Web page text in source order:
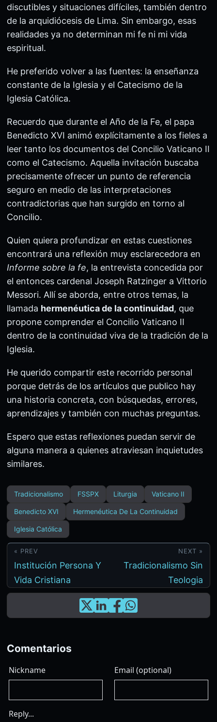
discutibles y situaciones difíciles, también dentro
de la arquidiócesis de Lima. Sin embargo, esas
realidades ya no determinan mi fe ni mi vida
espiritual.
He preferido volver a las fuentes: la enseñanza
constante de la Iglesia y el Catecismo de la
Iglesia Católica.
Recuerdo que durante el Año de la Fe, el papa
Benedicto XVI animó explícitamente a los fieles a
leer tanto los documentos del Concilio Vaticano II
como el Catecismo. Aquella invitación buscaba
precisamente ofrecer un punto de referencia
seguro en medio de las interpretaciones
contradictorias que han surgido en torno al
Concilio.
Quien quiera profundizar en estas cuestiones
encontrará una reflexión muy esclarecedora en
Informe sobre la fe, la entrevista concedida por
el entonces cardenal Joseph Ratzinger a Vittorio
Messori. Allí se aborda, entre otros temas, la
llamada hermenéutica de la continuidad, que
propone comprender el Concilio Vaticano II
dentro de la continuidad viva de la tradición de la
Iglesia.
He querido compartir este recorrido personal
porque detrás de los artículos que publico hay
una historia concreta, con búsquedas, errores,
aprendizajes y también con muchas preguntas.
Espero que estas reflexiones puedan servir de
alguna manera a quienes atraviesan inquietudes
similares.
Tradicionalismo FSSPX Liturgia Vaticano II
Benedicto XVI Hermenéutica De La Continuidad
Iglesia Católica
« PREV
Institución Persona Y
Vida Cristiana
NEXT »
Tradicionalismo Sin
Teologia
Comentarios